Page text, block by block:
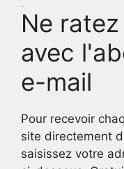
Test
Ne
avec
e-mail
Pour recevoir
site directement
saisissez votre